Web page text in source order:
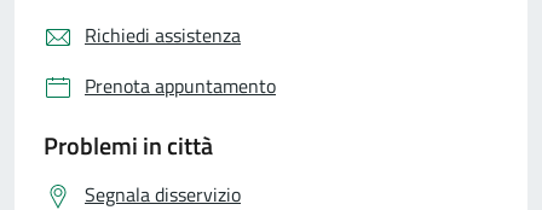
Richiedi assistenza
Prenota appuntamento
Problemi in città
Segnala disservizio